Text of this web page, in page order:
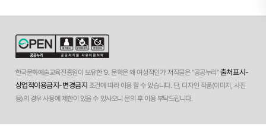
한국문화예술교육진흥원이 보유한 '9. 문학은 왜 여성적인가' 저작물은 "공공누리"출처표시-
상업적이용금지-변경금지 조건에 따라 이용 할 수 있습니다. 단, 디자인 작품(이미지, 사진
등)의 경우 사용에 제한이 있을 수 있사오니 문의 후 이용 부탁드립니다.